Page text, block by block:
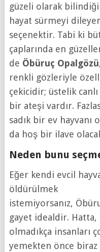
güzeli olarak
hayat sürmeyi
seçenektir. Tabi ki
çaplarında en
de Öbüruç Opalgözü
renkli gözleriyle
çekicidir; üstelik
bir ateşi vardır.
sadık bir ev hayvanı
da hoş bir ilave
Neden bunu
Eğer kendi evcil
öldürülmek
istemiyorsanız,
gayet idealdir. Hatta,
olmadıkça insanları
yemekten önce biraz